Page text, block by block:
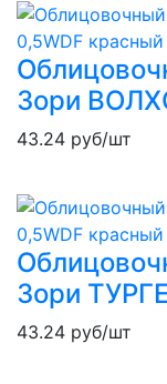
Зори
43.24 руб/шт
Зори
43.24 руб/шт